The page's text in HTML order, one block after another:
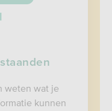
weten wat je
kunnen